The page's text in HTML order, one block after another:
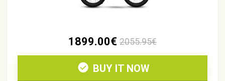
1899.00€ 2055.95€
BUY IT NOW